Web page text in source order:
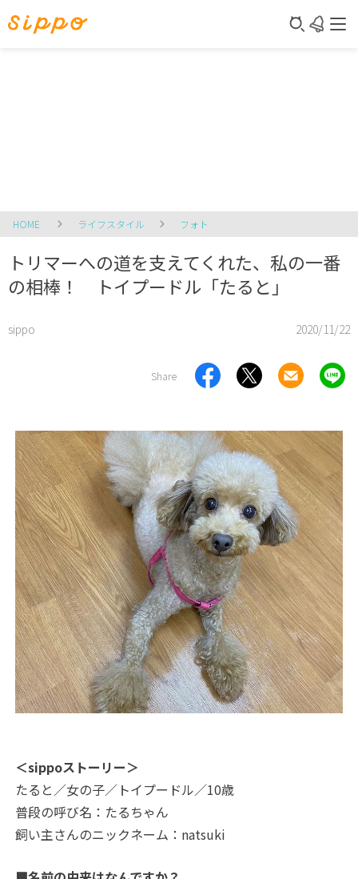
HOME ライフスタイル フォト
トリマーへの道を支えてくれた、私の一番
の相棒！ トイプードル「たると」
sippo 2020/11/22
Share
＜sippoストーリー＞
たると／女の子／トイプードル／10歳
普段の呼び名：たるちゃん
飼い主さんのニックネーム：natsuki